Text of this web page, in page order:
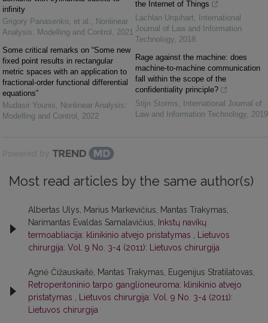
infinity
Grigory Panasenko, et al. , Nonlinear
Analysis: Modelling and Control , 2021
Some critical remarks on “Some new
fixed point results in rectangular
metric spaces with an application to
fractional-order functional differential
equations”
Mudasir Younis, Nonlinear Analysis:
Modelling and Control , 2022
the Internet of Things
Lachlan Urquhart,
International
Journal of Law and Information
Technology, 2018
Rage against the machine: does
machine-to-machine communication
fall within the scope of the
confidentiality principle?
Stijn Storms,
International Journal of
Law and Information Technology, 2019
Powered by
Most read articles by the same author(s)
Albertas Ulys, Marius Markevičius, Mantas Trakymas,
Narimantas Evaldas Samalavičius,
Inkstų navikų
termoabliacija: klinikinio atvejo pristatymas
Lietuvos
chirurgija: Vol. 9 No. 3-4 (2011): Lietuvos chirurgija
Agnė Čižauskaitė, Mantas Trakymas, Eugenijus Stratilatovas,
Retroperitoninio tarpo ganglioneuroma: klinikinio atvejo
pristatymas
Lietuvos chirurgija: Vol. 9 No. 3-4 (2011):
Lietuvos chirurgija